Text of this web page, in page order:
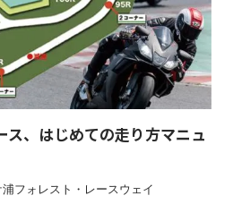
ス、はじめての走り方マニュ
フォレスト・レースウェイ